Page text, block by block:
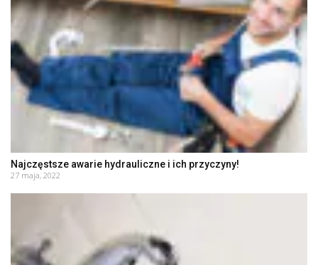
Najczęstsze awarie hydrauliczne i ich przyczyny!
27 maja, 2022